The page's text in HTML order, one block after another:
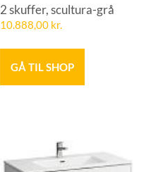
2 skuffer, scultura-grå
10.888,00 kr.
GÅ TIL SHOP